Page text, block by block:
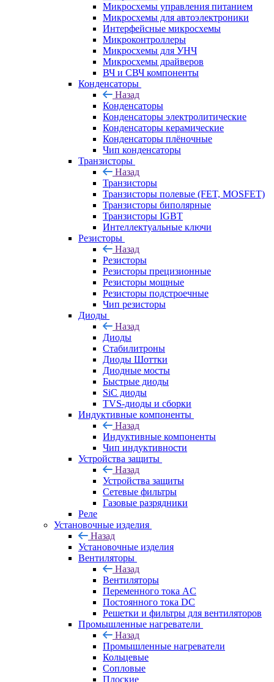
Микросхемы управления питанием
Микросхемы для автоэлектроники
Интерфейсные микросхемы
Микроконтроллеры
Микросхемы для УНЧ
Микросхемы драйверов
ВЧ и СВЧ компоненты
Конденсаторы
Назад
Конденсаторы
Конденсаторы электролитические
Конденсаторы керамические
Конденсаторы плёночные
Чип конденсаторы
Транзисторы
Назад
Транзисторы
Транзисторы полевые (FET, MOSFET)
Транзисторы биполярные
Транзисторы IGBT
Интеллектуальные ключи
Резисторы
Назад
Резисторы
Резисторы прецизионные
Резисторы мощные
Резисторы подстроечные
Чип резисторы
Диоды
Назад
Диоды
Стабилитроны
Диоды Шоттки
Диодные мосты
Быстрые диоды
SiC диоды
TVS-диоды и сборки
Индуктивные компоненты
Назад
Индуктивные компоненты
Чип индуктивности
Устройства защиты
Назад
Устройства защиты
Сетевые фильтры
Газовые разрядники
Реле
Установочные изделия
Назад
Установочные изделия
Вентиляторы
Назад
Вентиляторы
Переменного тока AC
Постоянного тока DC
Решетки и фильтры для вентиляторов
Промышленные нагреватели
Назад
Промышленные нагреватели
Кольцевые
Сопловые
Плоские